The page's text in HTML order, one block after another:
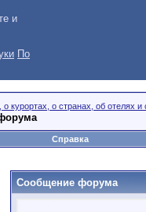
и
По
курортах, о странах, об отелях и
Справка
Сообщение форума